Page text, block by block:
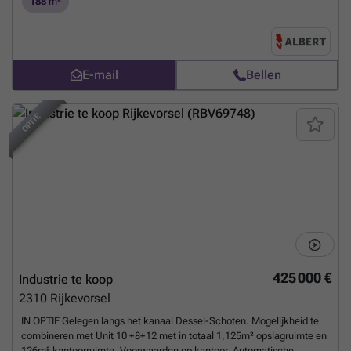
naast het pand Eerste verdieping: - Toonzaal (123,50m²)
Meer weten?
E-mail Bellen
OPTIE
425 000 €
Industrie te koop
2310 Rijkevorsel
IN OPTIE Gelegen langs het kanaal Dessel-Schoten. Mogelijkheid te
combineren met Unit 10 +8+12 met in totaal 1,125m² opslagruimte en